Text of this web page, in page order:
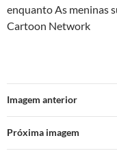
enquanto As meninas
Cartoon Network
Imagem anterior
Próxima imagem